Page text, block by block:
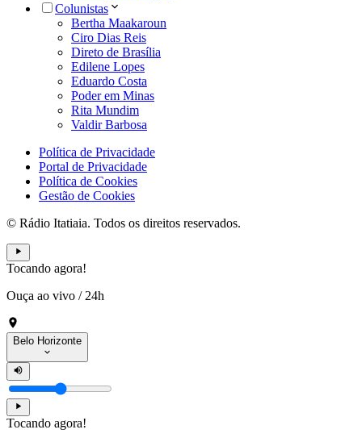
Colunistas
Bertha Maakaroun
Ciro Dias Reis
Direto de Brasília
Edilene Lopes
Eduardo Costa
Poder em Minas
Rita Mundim
Valdir Barbosa
Política de Privacidade
Portal de Privacidade
Política de Cookies
Gestão de Cookies
© Rádio Itatiaia. Todos os direitos reservados.
Tocando agora!
Ouça ao vivo / 24h
Belo Horizonte
Tocando agora!